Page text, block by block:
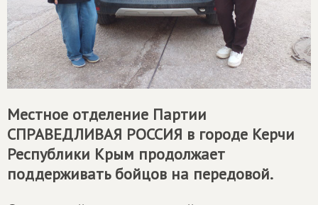
Местное отделение Партии
СПРАВЕДЛИВАЯ РОССИЯ в городе Керчи
Республики Крым продолжает
поддерживать бойцов на передовой.